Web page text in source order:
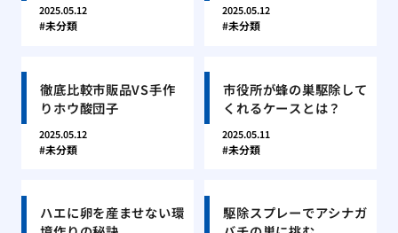
2025.05.12
未分類
2025.05.12
未分類
徹底比較市販品VS手作
りホウ酸団子
2025.05.12
未分類
市役所が蜂の巣駆除して
くれるケースとは？
2025.05.11
未分類
ハエに卵を産ませない環
駆除スプレーでアシナガ